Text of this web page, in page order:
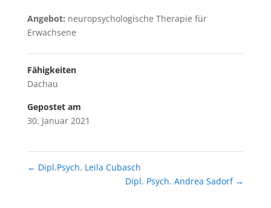
Angebot: neuropsychologische Therapie für
Erwachsene
Fähigkeiten
Dachau
Gepostet am
30. Januar 2021
← Dipl.Psych. Leila Cubasch
Dipl. Psych. Andrea Sadorf →